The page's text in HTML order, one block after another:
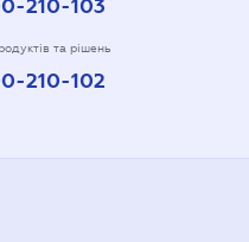
210-103
та рішень
210-102